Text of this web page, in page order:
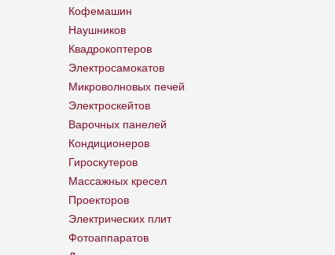
Кофемашин
Наушников
Квадрокоптеров
Электросамокатов
Микроволновых печей
Электроскейтов
Варочных панелей
Кондиционеров
Гироскутеров
Массажных кресел
Проекторов
Электрических плит
Фотоаппаратов